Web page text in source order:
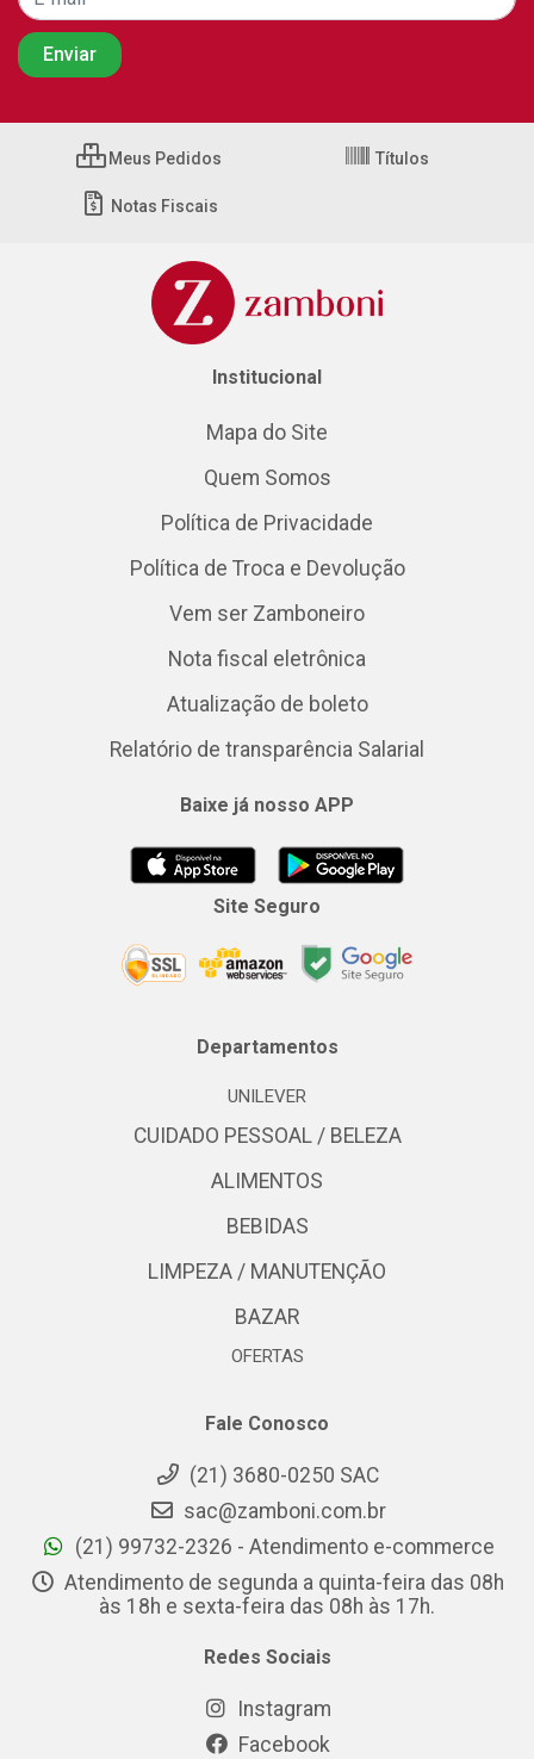
Meus Pedidos Títulos
Notas Fiscais
Institucional
Mapa do Site
Quem Somos
Política de Privacidade
Política de Troca e Devolução
Vem ser Zamboneiro
Nota fiscal eletrônica
Atualização de boleto
Relatório de transparência Salarial
Baixe já nosso APP
Site Seguro
Departamentos
UNILEVER
CUIDADO PESSOAL / BELEZA
ALIMENTOS
BEBIDAS
LIMPEZA / MANUTENÇÃO
BAZAR
OFERTAS
Fale Conosco
(21) 3680-0250 SAC
sac@zamboni.com.br
(21) 99732-2326 - Atendimento e-commerce
Atendimento de segunda a quinta-feira das 08h
às 18h e sexta-feira das 08h às 17h.
Redes Sociais
Instagram
Facebook